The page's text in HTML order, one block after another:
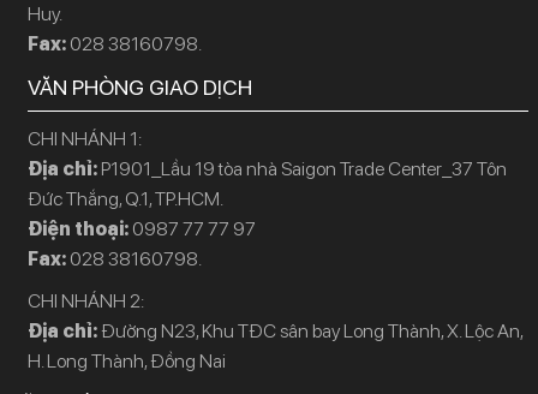
Huy.
Fax: 028 38160798.
VĂN PHÒNG GIAO DỊCH
CHI NHÁNH 1:
Địa chỉ: P1901_Lầu 19 tòa nhà Saigon Trade Center_37 Tôn
Đức Thắng, Q.1, TP.HCM.
Điện thoại: 0987 77 77 97
Fax: 028 38160798.
CHI NHÁNH 2:
Địa chỉ:Đường N23, Khu TĐC sân bay Long Thành, X. Lộc An,
H. Long Thành, Đồng Nai